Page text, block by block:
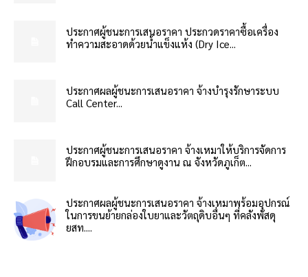
ประกาศผู้ชนะการเสนอราคา ประกวดราคาซื้อเครื่อง
ทำความสะอาดด้วยน้ำแข็งแห้ง (Dry Ice...
ประกาศผลผู้ชนะการเสนอราคา จ้างบำรุงรักษาระบบ
Call Center...
ประกาศผู้ชนะการเสนอราคา จ้างเหมาให้บริการจัดการ
ฝึกอบรมและการศึกษาดูงาน ณ จังหวัดภูเก็ต...
ประกาศผลผู้ชนะการเสนอราคา จ้างเหมาพร้อมอุปกรณ์
ในการขนย้ายกล่องใบยาและวัตถุดิบอื่นๆ ที่คลังพัสดุ
ยสท....